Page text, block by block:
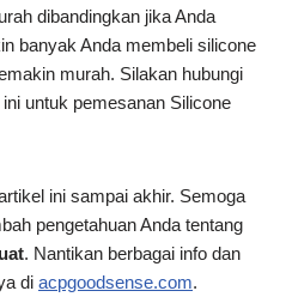
dibandingkan jika Anda
banyak Anda membeli silicone
murah. Silakan hubungi
untuk pemesanan Silicone
ini sampai akhir. Semoga
pengetahuan Anda tentang
. Nantikan berbagai info dan
di acpgoodsense.com.